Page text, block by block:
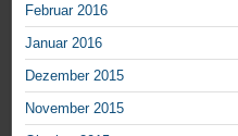
Februar 2016
Januar 2016
Dezember 2015
November 2015